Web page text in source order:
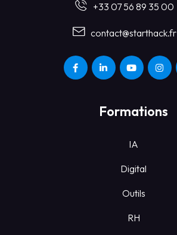
+33 07 56 89 35 00
contact@starthack.fr
Formations
IA
Digital
Outils
RH